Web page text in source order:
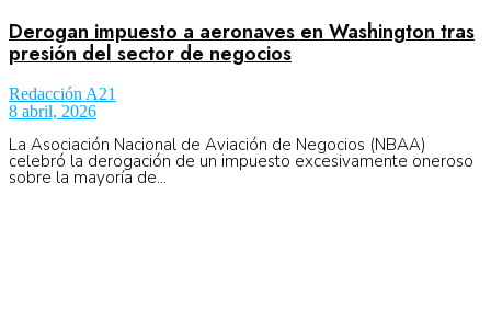
Derogan impuesto a aeronaves en Washington tras
presión del sector de negocios
Redacción A21
8 abril, 2026
La Asociación Nacional de Aviación de Negocios (NBAA)
celebró la derogación de un impuesto excesivamente oneroso
sobre la mayoría de...